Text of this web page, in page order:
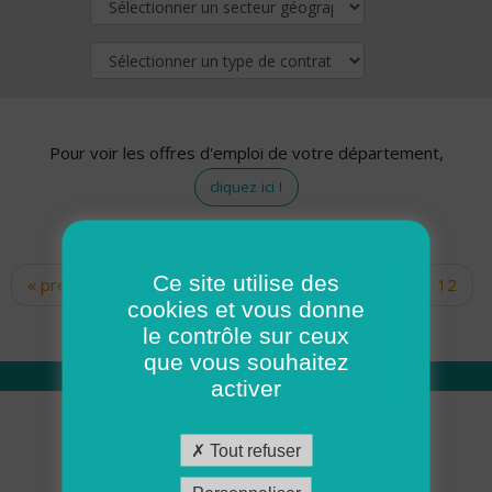
Pour voir les offres d'emploi de votre département,
cliquez ici !
Pages
« premier ‹ précédent … 10
12
14 15 16 17
Qui sommes nous
Académie ADMR
Ce site utilise des
cookies et vous donne
le contrôle sur ceux
que vous souhaitez
activer
Tout refuser